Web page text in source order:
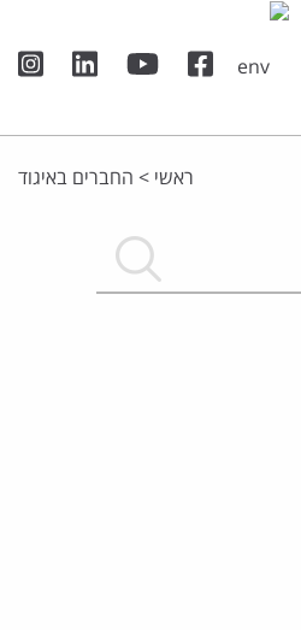
ראשי > החברים באיגוד